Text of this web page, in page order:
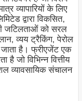
व्यापारियों के लिए
द्वारा विकसित,
जटिलताओं को सरल
व्यय ट्रैकिंग, पेरोल
है। फ्रीएजेंट एक
जो विभिन्न वित्तीय
व्यावसायिक संचालन